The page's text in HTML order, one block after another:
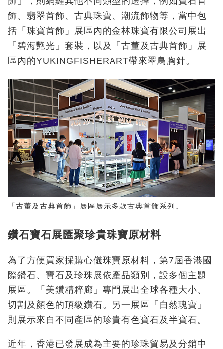
飾、翡翠首飾、古典珠寶、潮流飾物等，當中包
括「珠寶首飾」展區內的金林珠寶有限公司展出
「碧海艷光」套裝，以及「古董及古典首飾」展
區內的YUKINGFISHERART帶來翠鳥胸針。
「古董及古典首飾」展區展示多款古典首飾系列。
鑽石寶石展匯聚珍貴珠寶原材料
為了方便買家採購心儀珠寶原材料，第7屆香港國
際鑽石、寶石及珍珠展依產品類別，設多個主題
展區。「美鑽精粹廊」專門展出全球各種大小、
切割及顏色的頂級鑽石。另一展區「自然瑰寶」
則展示來自不同產區的珍貴有色寶石及半寶石。
近年，香港已發展成為主要的珍珠貿易及分銷中